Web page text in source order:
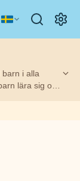
i alla
lära sig om
förstå